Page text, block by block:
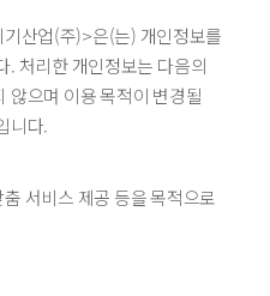
산업(주)>은(는) 개인정보를
. 처리한 개인정보는 다음의
않으며 이용 목적이 변경될
니다.
서비스 제공 등을 목적으로